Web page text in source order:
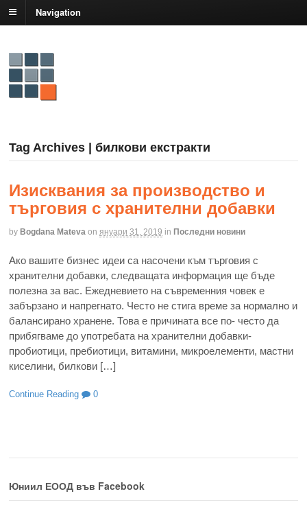
Navigation
Tag Archives | билкови екстракти
Изисквания за производство и
търговия с хранителни добавки
by Bogdana Mateva on януари 31, 2019 in Последни новини
Ако вашите бизнес идеи са насочени към търговия с
хранителни добавки, следващата информация ще бъде
полезна за вас. Ежедневието на съвременния човек е
забързано и напрегнато. Често не стига време за нормално и
балансирано хранене. Това е причината все по- често да
прибягваме до употребата на хранителни добавки-
пробиотици, пребиотици, витамини, микроелементи, мастни
киселини, билкови […]
Continue Reading 0
Юниил ЕООД във Facebook